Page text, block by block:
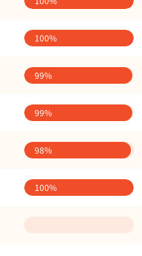
100%
99%
99%
98%
100%